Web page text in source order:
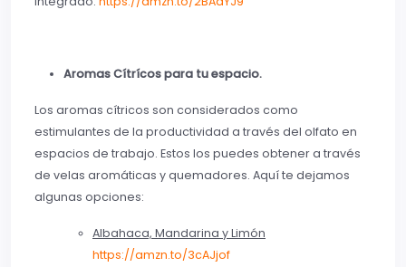
Aromas Cítrícos para tu espacio.
Los aromas cítricos son considerados como
estimulantes de la productividad a través del olfato en
espacios de trabajo. Estos los puedes obtener a través
de velas aromáticas y quemadores. Aquí te dejamos
algunas opciones:
Albahaca, Mandarina y Limón
https://amzn.to/3cAJjof